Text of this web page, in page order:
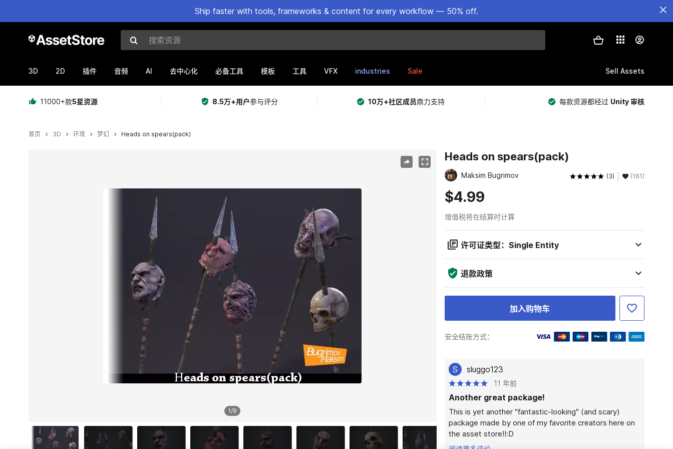
Ship faster with tools, frameworks & content for every workflow — 50% off.
搜索资源
3D 2D 插件 音频 AI 去中心化 必备工具 模板 工具 VFX industries Sale Sell Assets
11000+款5星资源 8.5万+用户参与评分 10万+社区成员鼎力支持 每款资源都经过 Unity 审核
首页 3D 环境 梦幻 Heads on spears(pack)
1/8
Heads on spears(pack)
Maksim Bugrimov (3) (161)
$4.99
增值税将在结算时计算
许可证类型：Single Entity
退款政策
加入购物车
安全结账方式：
S sluggo123
11 年前
Another great package!
This is yet another "fantastic-looking" (and scary)
package made by one of my favorite creators here on
the asset store!!:D